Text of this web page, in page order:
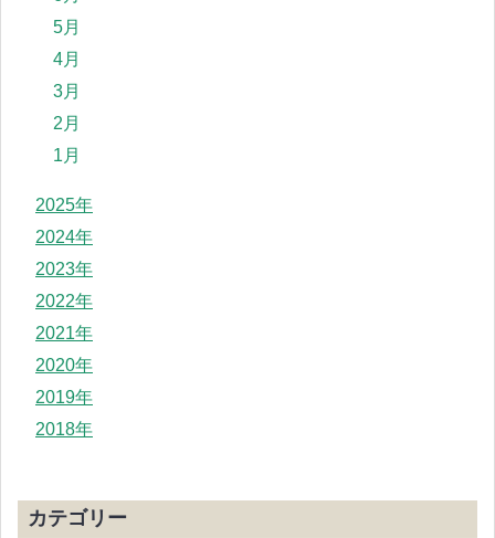
5月
4月
3月
2月
1月
2025年
2024年
2023年
2022年
2021年
2020年
2019年
2018年
カテゴリー